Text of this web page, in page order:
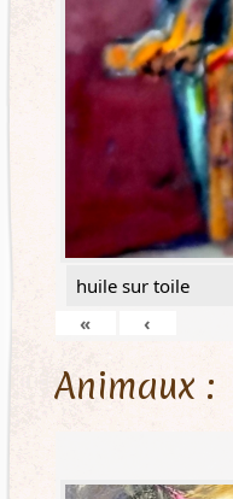
huile sur toile
«
‹
Animaux :